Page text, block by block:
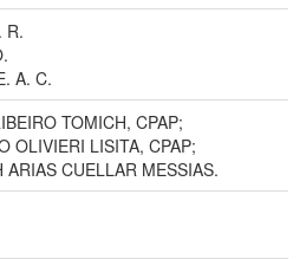
R.
A. C.
TOMICH, CPAP;
OLIVIERI LISITA, CPAP;
ARIAS CUELLAR MESSIAS.